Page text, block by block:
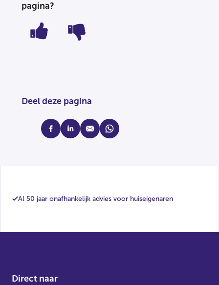
pagina?
Deel deze pagina
facebooklinkedinmail whatsapp
Al 50 jaar onafhankelijk advies voor huiseigenaren
Direct naar